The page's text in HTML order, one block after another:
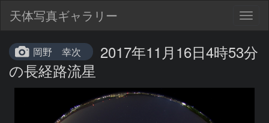
天体写真ギャラリー
岡野 幸次
2017年11月16日4時53分
の長経路流星